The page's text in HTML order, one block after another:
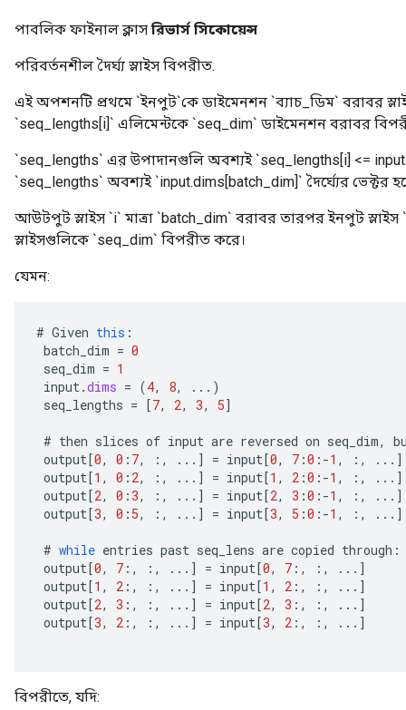
পাবলিক ফাইনাল ক্লাস রিভার্স সিকোয়েন্স
পরিবর্তনশীল দৈর্ঘ্য স্লাইস বিপরীত.
এই অপশনটি প্রথমে `ইনপুট`কে ডাইমেনশন `ব্যাচ_ডিম` বরাবর
`seq_lengths[i]` এলিমেন্টকে `seq_dim` ডাইমেনশন বরাবর
`seq_lengths` এর উপাদানগুলি অবশ্যই `seq_lengths[i] <=
`seq_lengths` অবশ্যই `input.dims[batch_dim]` দৈর্ঘ্যের ভেক্টর
আউটপুট স্লাইস `i` মাত্রা `batch_dim` বরাবর তারপর ইনপুট স্লাইস
স্লাইসগুলিকে `seq_dim` বিপরীত করে।
যেমন:
# Given this :
batch_dim = 0
seq_dim = 1
input.dims = (4, 8,
...)
seq_lengths = [7, 2, 3, 5]
# then slices of input are reversed on seq_dim,
output[0, 0 : 7, :, ... ] = input[0, 7 :0 : -1 , :, ... ]
output[1 , 0 : 2, :, ... ] = input[1 , 2 :0 : -1 , :, ... ]
output[2, 0 :3, :, ... ] = input[2, 3 :0 : -1 , :, ... ]
output[3, 0 : 5, :, ... ] = input[3, 5 :0 : -1 , :, ... ]
# while entries past seq_lens are copied through :
output[0, 7 :, :, ... ] = input[0, 7 :, :, ... ]
output[1 , 2 :, :, ... ] = input[1 , 2 :, :, ... ]
output[2, 3 :, :, ... ] = input[2, 3 :, :, ... ]
output[3, 2 :, :, ... ] = input[3, 2 :, :, ... ]
বিপরীতে, যদি: